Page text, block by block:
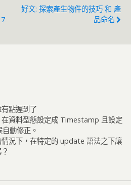
好文: 探索產生物件的技巧 和 產
品命名
點遲到了
資料型態設定成 Timestamp 且設定
動修正。
況下，在特定的 update 語法之下讓